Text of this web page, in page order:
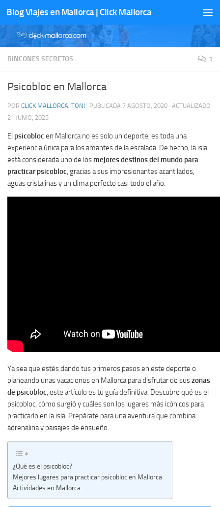
Saltar al contenido
Blog Viajes en Mallorca | Click Mallorca
RINCONES SECRETOS 1
Psicobloc en Mallorca
POR CLICK MALLORCA: TONI · PUBLICADA 7 AGOSTO, 2020 · ACTUALIZADO
21 JUNIO, 2025
El psicobloc en Mallorca no es solo un deporte, es toda una
experiencia única para los amantes de la escalada. De hecho, la isla
está considerada uno de los mejores destinos del mundo para
practicar psicobloc , gracias a sus impresionantes acantilados,
aguas cristalinas y un clima perfecto casi todo el año.
Ya sea que estés dando tus primeros pasos en este deporte o
planeando unas vacaciones en Mallorca para disfrutar de suszonas
de psicobloc , este artículo es tu guía definitiva. Descubre qué es el
psicobloc, cómo surgió y cuáles son los lugares más icónicos para
practicarlo en la isla. Prepárate para una aventura que combina
adrenalina y paisajes de ensueño.
¿Qué es el psicobloc?
Mejores lugares para practicar psicobloc en Mallorca
Actividades en Mallorca